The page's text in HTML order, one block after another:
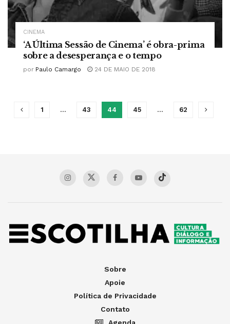
CINEMA
‘A Última Sessão de Cinema’ é obra-prima
sobre a desesperança e o tempo
por Paulo Camargo 24 DE MAIO DE 2018
1 … 43 44 45 … 62
Sobre
Apoie
Política de Privacidade
Contato